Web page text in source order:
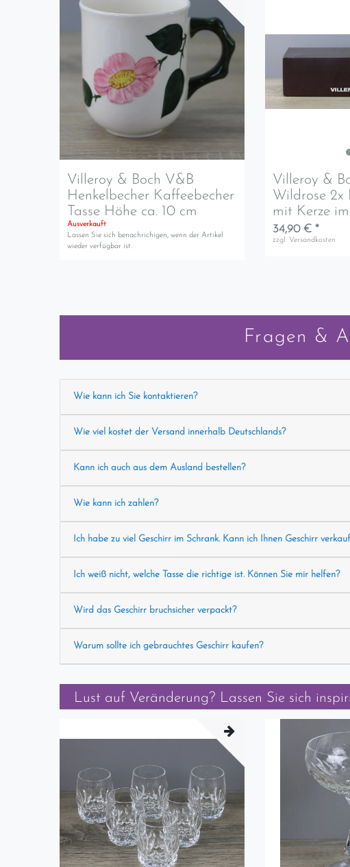
Villeroy & Boch V&B
Henkelbecher Kaffeebecher
Tasse Höhe ca. 10 cm
Ausverkauft
Lassen Sie sich benachrichigen, wenn der Artikel
wieder verfügbar ist.
Villeroy &
Wildrose 2x
mit Kerze
34,90 € *
zzgl. Versandkosten
Fragen &
Wie kann ich Sie kontaktieren?
Wie viel kostet der Versand innerhalb Deutschlands?
Kann ich auch aus dem Ausland bestellen?
Wie kann ich zahlen?
Ich habe zu viel Geschirr im Schrank. Kann ich Ihnen Geschirr
Ich weiß nicht, welche Tasse die richtige ist. Können Sie mir helfen?
Wird das Geschirr bruchsicher verpackt?
Warum sollte ich gebrauchtes Geschirr kaufen?
Lust auf Veränderung? Lassen Sie sich